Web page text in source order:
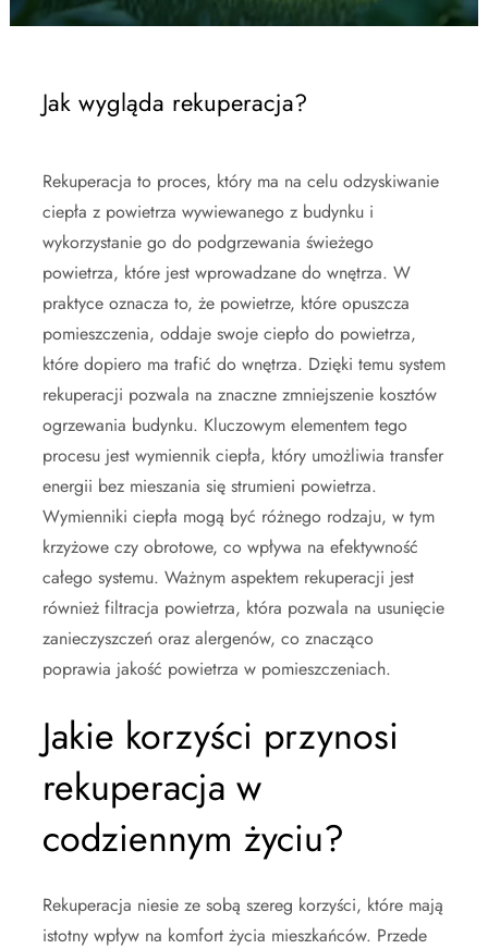
Jak wygląda rekuperacja?
Rekuperacja to proces, który ma na celu odzyskiwanie
ciepła z powietrza wywiewanego z budynku i
wykorzystanie go do podgrzewania świeżego
powietrza, które jest wprowadzane do wnętrza. W
praktyce oznacza to, że powietrze, które opuszcza
pomieszczenia, oddaje swoje ciepło do powietrza,
które dopiero ma trafić do wnętrza. Dzięki temu system
rekuperacji pozwala na znaczne zmniejszenie kosztów
ogrzewania budynku. Kluczowym elementem tego
procesu jest wymiennik ciepła, który umożliwia transfer
energii bez mieszania się strumieni powietrza.
Wymienniki ciepła mogą być różnego rodzaju, w tym
krzyżowe czy obrotowe, co wpływa na efektywność
całego systemu. Ważnym aspektem rekuperacji jest
również filtracja powietrza, która pozwala na usunięcie
zanieczyszczeń oraz alergenów, co znacząco
poprawia jakość powietrza w pomieszczeniach.
Jakie korzyści przynosi
rekuperacja w
codziennym życiu?
Rekuperacja niesie ze sobą szereg korzyści, które mają
istotny wpływ na komfort życia mieszkańców. Przede